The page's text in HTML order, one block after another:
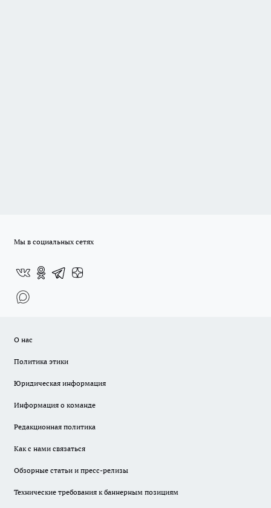
Мы в социальных сетях
О нас
Политика этики
Юридическая информация
Информация о команде
Редакционная политика
Как с нами связаться
Обзорные статьи и пресс-релизы
Технические требования к баннерным позициям